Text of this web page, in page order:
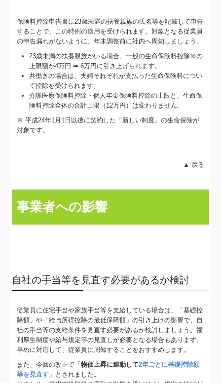
保険料控除申告書に23歳未満の扶養親族の氏名等を記載して申告
することで、この特例の適用を受けられます。対象となる従業員
の申告漏れがないように、年末調整前に社内へ周知しましょう。
23歳未満の扶養親族がいる場合、一般の生命保険料控除※の
上限額が4万円 ➡ 6万円に引き上げられます。
共働きの場合は、夫婦それぞれが支払った生命保険料につい
て控除を受けられます。
介護医療保険料控除・個人年金保険料控除の上限と、生命保
険料控除全体の合計上限（12万円）は変わりません。
※ 平成24年1月1日以後に契約した「新しい制度」の生命保険が
対象です。
▲ 戻る
事業者への影響
自社の手当等を見直す必要があるか検討
従業員に住宅手当や家族手当等を支給している場合は、「基礎控
除額」や「給与所得控除の最低保障額」の引き上げの影響で、自
社の手当等の支給条件を見直す必要があるか検討しましょう。福
利厚生制度や給与規定等の見直しが必要となる場合もあります。
早めに対応して、従業員に周知することをおすすめします。
また、今回の改正で「物価上昇に連動して2年ごとに基礎控除額
等を見直す 」とされました。